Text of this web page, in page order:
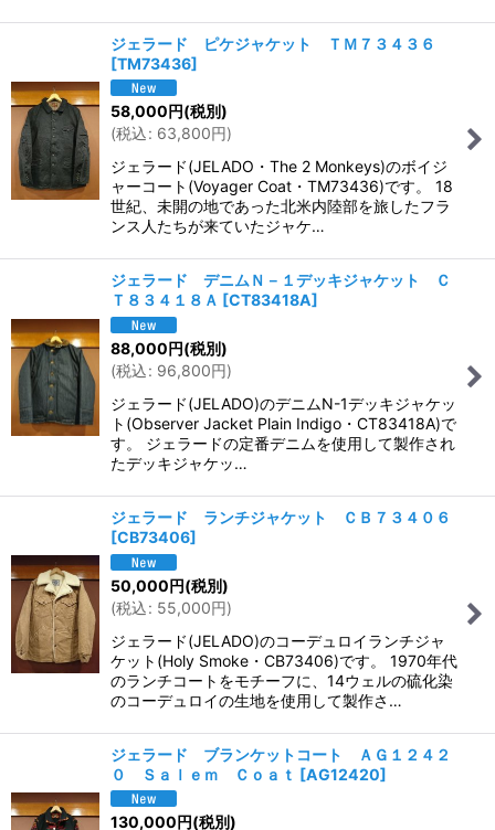
ジェラード ピケジャケット ＴＭ７３４３６
[TM73436]
58,000円(税別)
(税込: 63,800円)
ジェラード(JELADO・The 2 Monkeys)のボイジ
ャーコート(Voyager Coat・TM73436)です。 18
世紀、未開の地であった北米内陸部を旅したフラ
ンス人たちが来ていたジャケ…
ジェラード デニムＮ－１デッキジャケット Ｃ
Ｔ８３４１８Ａ [CT83418A]
88,000円(税別)
(税込: 96,800円)
ジェラード(JELADO)のデニムN-1デッキジャケッ
ト(Observer Jacket Plain Indigo・CT83418A)で
す。 ジェラードの定番デニムを使用して製作され
たデッキジャケッ…
ジェラード ランチジャケット ＣＢ７３４０６
[CB73406]
50,000円(税別)
(税込: 55,000円)
ジェラード(JELADO)のコーデュロイランチジャ
ケット(Holy Smoke・CB73406)です。 1970年代
のランチコートをモチーフに、14ウェルの硫化染
のコーデュロイの生地を使用して製作さ…
ジェラード ブランケットコート ＡＧ１２４２
０ Ｓａｌｅｍ Ｃｏａｔ [AG12420]
130,000円(税別)